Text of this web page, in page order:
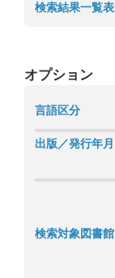
検索結果一覧
オプション
言語区分
出版／発行年月
検索対象図書館